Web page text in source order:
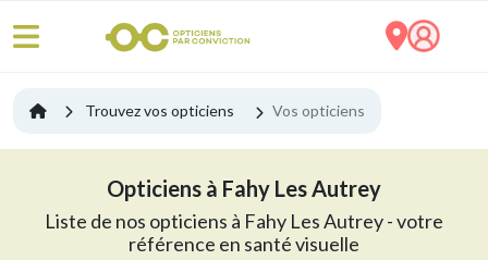
Trouvez vos opticiens Vos opticiens
Opticiens à Fahy Les Autrey
Liste de nos opticiens à Fahy Les Autrey - votre
référence en santé visuelle